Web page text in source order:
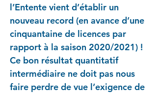
l’Entente vient d’établir un
nouveau record (en avance d’une
cinquantaine de licences par
rapport à la saison 2020/2021) !
Ce bon résultat quantitatif
intermédiaire ne doit pas nous
faire perdre de vue l’exigence de